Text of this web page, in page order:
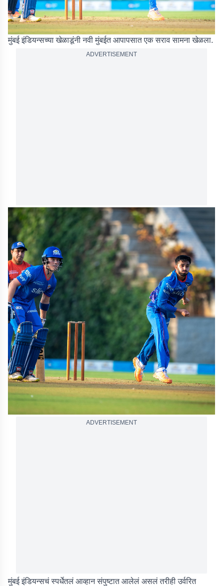
मुंबई इंडियन्सच्या खेळाडूंनी नवी मुंबईत आपापसात एक सराव सामना खेळला.
ADVERTISEMENT
ADVERTISEMENT
मुंबई इंडियन्सचं स्पर्धेतलं आव्हान संपुष्टात आलेलं असलं तरीही उर्वरित